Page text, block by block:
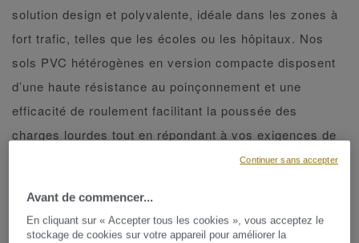
solution design et polyvalente, idéale dans les zones à
fort trafic, telles que les écoles ou les hôpitaux. Nos
sols PVC hétérogènes en version compacte disposent
d’une haute résistance au poinçonnement et une
efficacité de roulement facilitant la poussée des
charges lourdes tout en répondant à vos exigences de
résistance extrême, d'entretien et de design.
Collections
Avant de commencer...
En cliquant sur « Accepter tous les cookies », vous acceptez le
stockage de cookies sur votre appareil pour améliorer la
Continuer sans accepter